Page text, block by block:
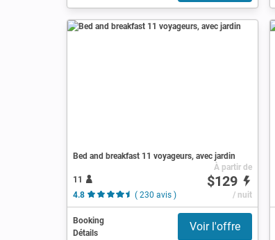
Bed and breakfast 11 voyageurs, avec jardin
11
4.8
( 230 avis )
À partir de
$129
/ nuit
Booking
Détails
Voir l'offre